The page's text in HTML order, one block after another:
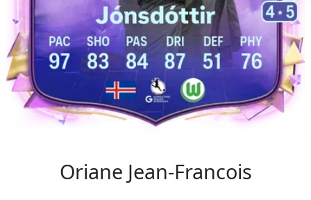
Oriane Jean-Francois